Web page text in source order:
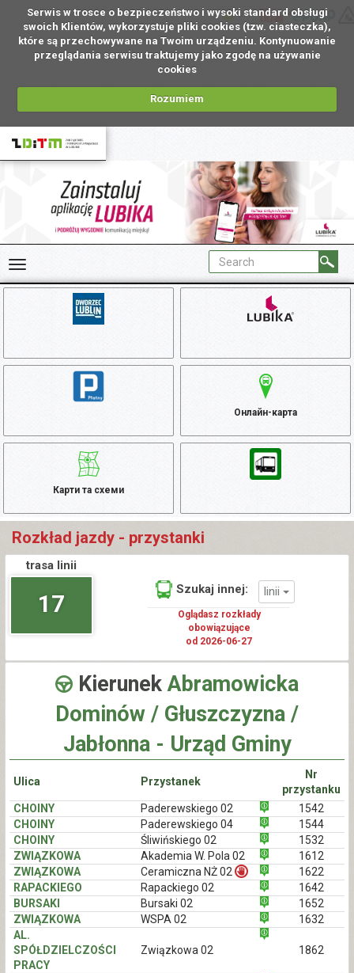
Serwis w trosce o bezpieczeństwo i wysoki standard obsługi
swoich Klientów, wykorzystuje pliki cookies (tzw. ciasteczka),
które są przechowywane na Twoim urządzeniu. Kontynuowanie
przeglądania serwisu traktujemy jako zgodę na używanie
cookies
Rozumiem
UA
Онлайн-карта
Карти та схеми
Rozkład jazdy - przystanki
trasa linii
17
Szukaj innej: linii
Oglądasz rozkłady
obowiązujące
od 2026-06-27
KierunekAbramowicka
Dominów / Głuszczyzna /
Jabłonna - Urząd Gminy
Ulica Przystanek
Nr
przystanku
CHOINY
Paderewskiego 02
1542
CHOINY
Paderewskiego 04
1544
CHOINY
Śliwińskiego 02
1532
ZWIĄZKOWA
Akademia W. Pola 02
1612
ZWIĄZKOWA
Ceramiczna NŻ 02
1622
RAPACKIEGO
Rapackiego 02
1642
BURSAKI
Bursaki 02
1652
ZWIĄZKOWA
WSPA 02
1632
AL.
SPÓŁDZIELCZOŚCI
PRACY
Związkowa 02 1862